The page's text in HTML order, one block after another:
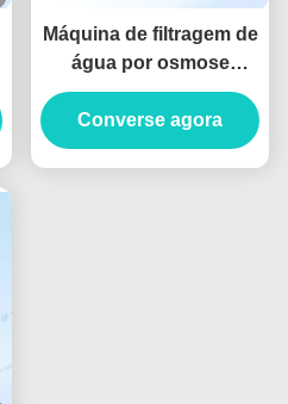
Máquina de filtragem de
água por osmose
reversa de 2 fases RO
Sistema de água
potável 380V
Converse agora